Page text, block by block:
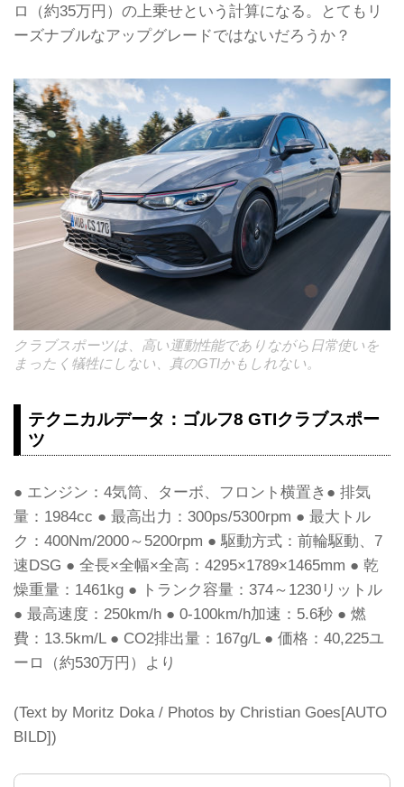
ロ（約35万円）の上乗せという計算になる。とてもリ
ーズナブルなアップグレードではないだろうか？
クラブスポーツは、高い運動性能でありながら日常使いを
まったく犠牲にしない、真のGTIかもしれない。
テクニカルデータ：ゴルフ8 GTIクラブスポー
ツ
● エンジン：4気筒、ターボ、フロント横置き● 排気
量：1984cc ● 最高出力：300ps/5300rpm ● 最大トル
ク：400Nm/2000～5200rpm ● 駆動方式：前輪駆動、7
速DSG ● 全長×全幅×全高：4295×1789×1465mm ● 乾
燥重量：1461kg ● トランク容量：374～1230リットル
● 最高速度：250km/h ● 0-100km/h加速：5.6秒 ● 燃
費：13.5km/L ● CO2排出量：167g/L ● 価格：40,225ユ
ーロ（約530万円）より
(Text by Moritz Doka / Photos by Christian Goes[AUTO
BILD])